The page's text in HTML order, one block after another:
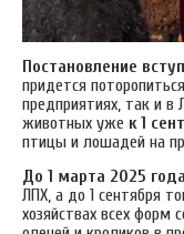
Постановление
придется
предприятиях, так и
животных уже к 1
птицы и лошадей на
До 1 марта 2025
ЛПХ, а до 1 сентября
хозяйствах всех форм